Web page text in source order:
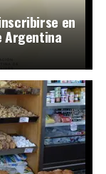
en
Argentina